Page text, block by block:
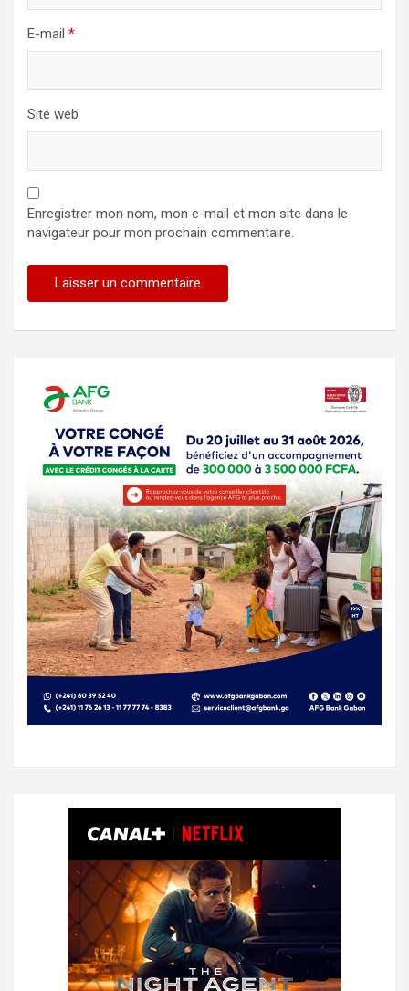
E-mail *
Site web
Enregistrer mon nom, mon e-mail et mon site dans le
navigateur pour mon prochain commentaire.